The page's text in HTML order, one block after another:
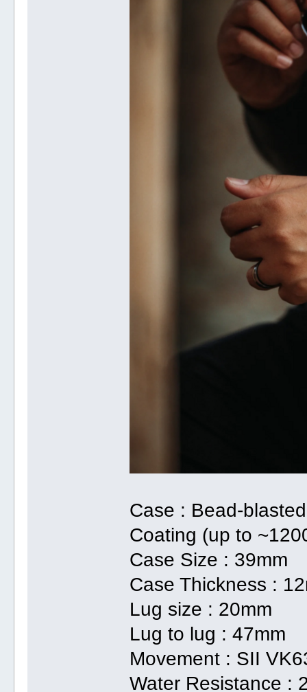
Case : Bead-
Coating (up to
Case Size : 39mm
Case Thickness :
Lug size : 20mm
Lug to lug : 47mm
Movement : SII
Water Resistance :